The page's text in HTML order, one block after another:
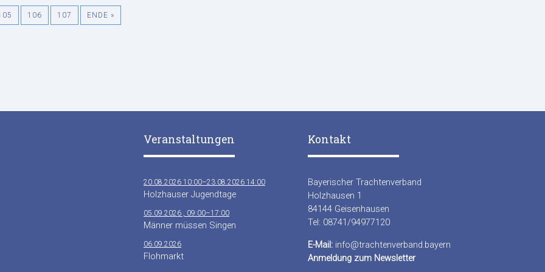
106 107 ENDE »
Veranstaltungen
20.08.2026 10:00–23.08.2026 14:00
Holzhauser Jugendtage
05.09.2026 , 09:00–17:00
Männer müssen Singen
06.09.2026
Flohmarkt
Kontakt
Bayerischer Trachtenverband
Holzhausen 1
84144 Geisenhausen
Tel: 08741/94977120
E-Mail: info@trachtenverband.bayern
Anmeldung zum Newsletter